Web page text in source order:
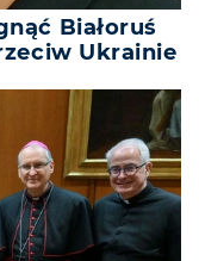
Białoruś
Ukrainie